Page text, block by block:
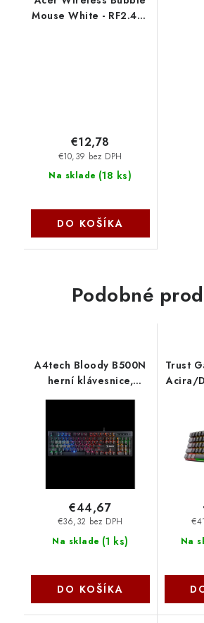
Mouse White - RF2.4G,
Na sklade (18 ks)
€10,39 bez DPH
€12,78
DO KOŠÍKA
Podobné
A4tech Bloody B500N
herní klávesnice,
podsvícená, Mecha-
černá B500N-BK
A4Tech
Na sklade (1 ks)
€36,32 bez DPH
€44,67
DO KOŠÍKA
Trust
Acira/
Na